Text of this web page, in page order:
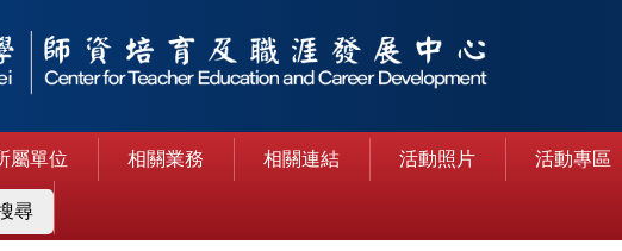
屬單位 相關業務 相關連結 活動照片 活動專區
尋